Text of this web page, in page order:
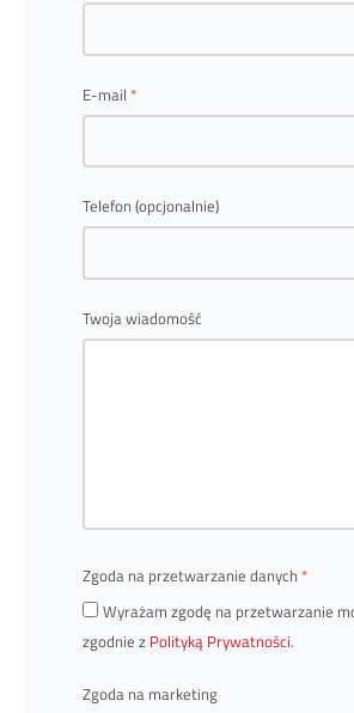
E-mail
Telefon (opcjonalnie)
Twoja wiadomość
Zgoda na przetwarzanie danych
Wyrażam zgodę na przetwarzanie
zgodnie z Polityką Prywatności.
Zgoda na marketing